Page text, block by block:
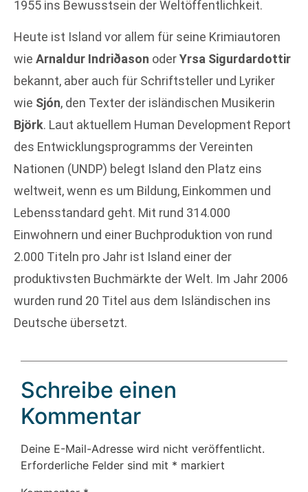
1955 ins Bewusstsein der Weltöffentlichkeit.
Heute ist Island vor allem für seine Krimiautoren
wie Arnaldur Indriðason oderYrsa Sigurdardottir
bekannt, aber auch für Schriftsteller und Lyriker
wie Sjón, den Texter der isländischen Musikerin
Björk. Laut aktuellem Human Development Report
des Entwicklungsprogramms der Vereinten
Nationen (UNDP) belegt Island den Platz eins
weltweit, wenn es um Bildung, Einkommen und
Lebensstandard geht. Mit rund 314.000
Einwohnern und einer Buchproduktion von rund
2.000 Titeln pro Jahr ist Island einer der
produktivsten Buchmärkte der Welt. Im Jahr 2006
wurden rund 20 Titel aus dem Isländischen ins
Deutsche übersetzt.
Schreibe einen
Kommentar
Deine E-Mail-Adresse wird nicht veröffentlicht.
Erforderliche Felder sind mit * markiert